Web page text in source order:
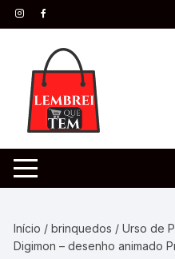
Início /brinquedos /Urso de
Digimon – desenho animado